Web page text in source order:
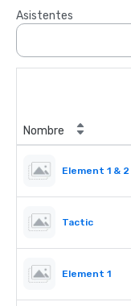
Asistentes
Nombre
Element 1 & 2
Tactic
Element 1